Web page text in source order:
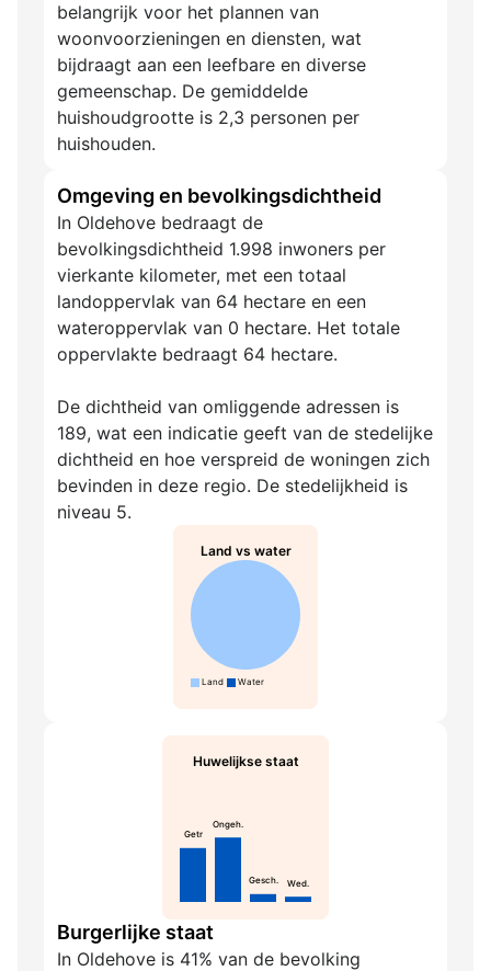
belangrijk voor het plannen van
woonvoorzieningen en diensten, wat
bijdraagt aan een leefbare en diverse
gemeenschap. De gemiddelde
huishoudgrootte is 2,3 personen per
huishouden.
Omgeving en bevolkingsdichtheid
In Oldehove bedraagt de
bevolkingsdichtheid 1.998 inwoners per
vierkante kilometer, met een totaal
landoppervlak van 64 hectare en een
wateroppervlak van 0 hectare. Het totale
oppervlakte bedraagt 64 hectare.
De dichtheid van omliggende adressen is
189, wat een indicatie geeft van de stedelijke
dichtheid en hoe verspreid de woningen zich
bevinden in deze regio. De stedelijkheid is
niveau 5.
Land vs water
Land Water
Huwelijkse staat
Getr
Ongeh.
Gesch. Wed.
Burgerlijke staat
In Oldehove is 41% van de bevolking